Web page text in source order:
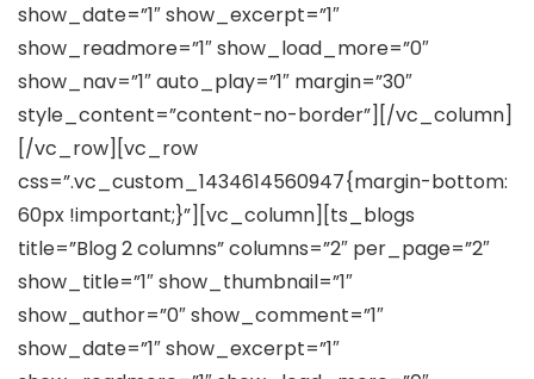
show_date=”1″ show_excerpt=”1″
show_readmore=”1″ show_load_more=”0″
show_nav=”1″ auto_play=”1″ margin=”30″
style_content=”content-no-border”][/vc_column]
[/vc_row][vc_row
css=”.vc_custom_1434614560947{margin-bottom:
60px !important;}”][vc_column][ts_blogs
title=”Blog 2 columns” columns=”2″ per_page=”2″
show_title=”1″ show_thumbnail=”1″
show_author=”0″ show_comment=”1″
show_date=”1″ show_excerpt=”1″